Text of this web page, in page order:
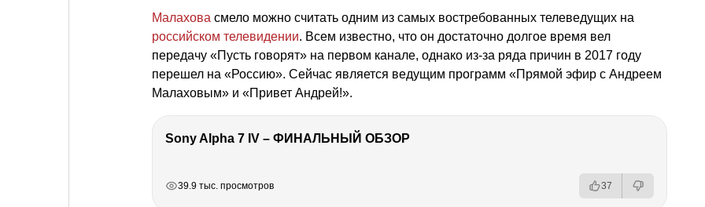
Малахова смело можно считать одним из самых востребованных телеведущих на
российском телевидении. Всем известно, что он достаточно долгое время вел
передачу «Пусть говорят» на первом канале, однако из-за ряда причин в 2017 году
перешел на «Россию». Сейчас является ведущим программ «Прямой эфир с Андреем
Малаховым» и «Привет Андрей!».
Sony Alpha 7 IV – ФИНАЛЬНЫЙ ОБЗОР
39.9 тыс. просмотров 37